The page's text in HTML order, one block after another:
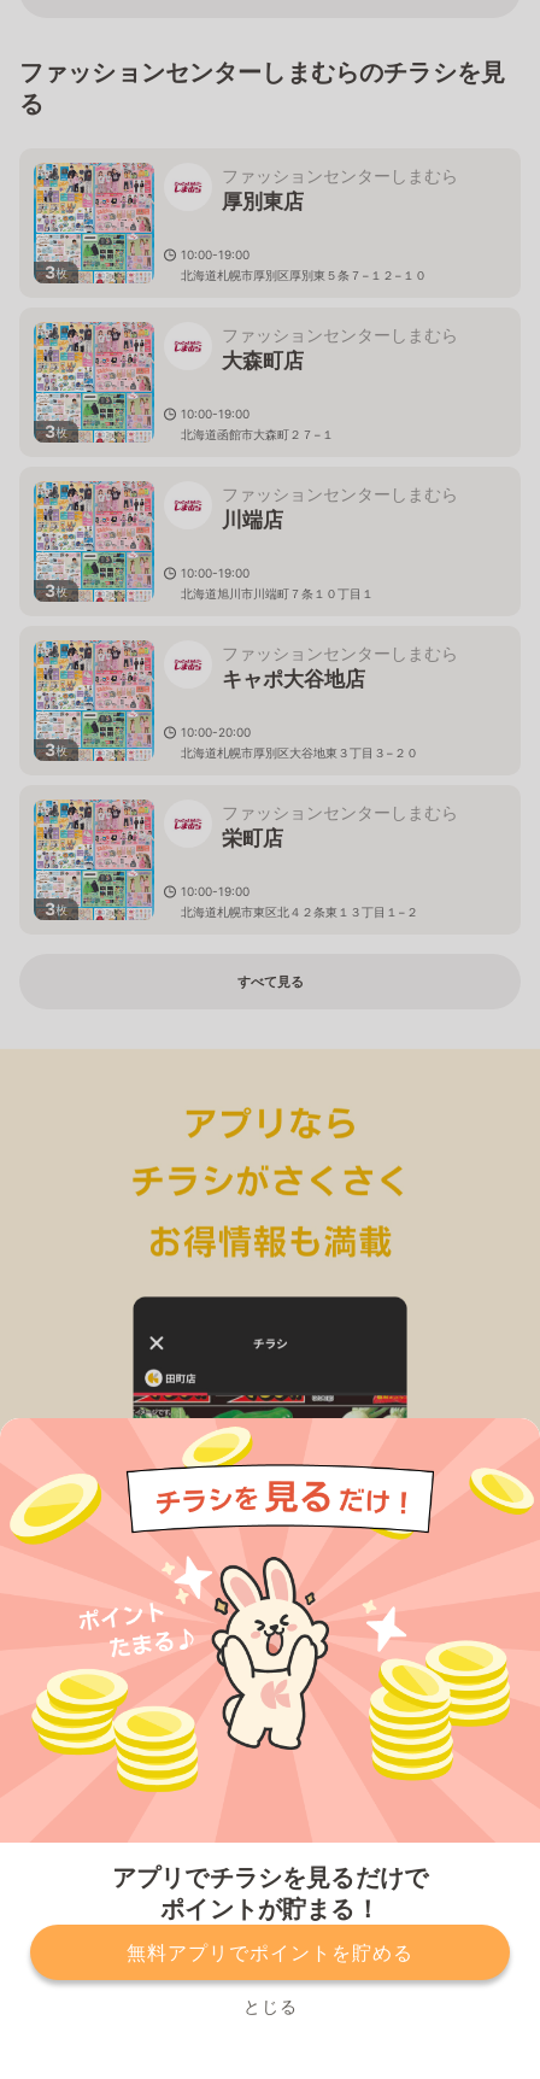
アプリでチラシを見るだけで
ポイントが貯まる！
無料アプリでポイントを貯める
とじる
ファッションセンターしまむらのチラシを見
る
3枚
ファッションセンターしまむら
厚別東店
10:00-19:00
北海道札幌市厚別区厚別東５条７−１２−１０
3枚
ファッションセンターしまむら
大森町店
10:00-19:00
北海道函館市大森町２７−１
3枚
ファッションセンターしまむら
川端店
10:00-19:00
北海道旭川市川端町７条１０丁目１
3枚
ファッションセンターしまむら
キャポ大谷地店
10:00-20:00
北海道札幌市厚別区大谷地東３丁目３−２０
3枚
ファッションセンターしまむら
栄町店
10:00-19:00
北海道札幌市東区北４２条東１３丁目１−２
すべて見る
プライバシーポリシー 利用規約
運営会社
サービスに関してのお問い合わせ